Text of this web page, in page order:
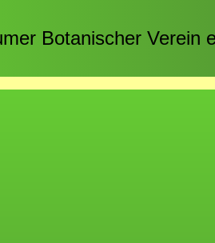
Botanischer Verein